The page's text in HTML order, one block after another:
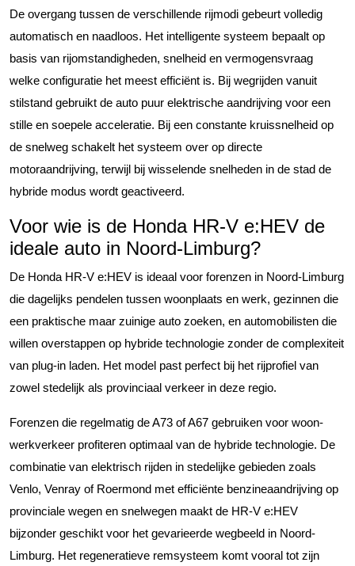
De overgang tussen de verschillende rijmodi gebeurt volledig
automatisch en naadloos. Het intelligente systeem bepaalt op
basis van rijomstandigheden, snelheid en vermogensvraag
welke configuratie het meest efficiënt is. Bij wegrijden vanuit
stilstand gebruikt de auto puur elektrische aandrijving voor een
stille en soepele acceleratie. Bij een constante kruissnelheid op
de snelweg schakelt het systeem over op directe
motoraandrijving, terwijl bij wisselende snelheden in de stad de
hybride modus wordt geactiveerd.
Voor wie is de Honda HR-V e:HEV de
ideale auto in Noord-Limburg?
De Honda HR-V e:HEV is ideaal voor forenzen in Noord-Limburg
die dagelijks pendelen tussen woonplaats en werk, gezinnen die
een praktische maar zuinige auto zoeken, en automobilisten die
willen overstappen op hybride technologie zonder de complexiteit
van plug-in laden. Het model past perfect bij het rijprofiel van
zowel stedelijk als provinciaal verkeer in deze regio.
Forenzen die regelmatig de A73 of A67 gebruiken voor woon-
werkverkeer profiteren optimaal van de hybride technologie. De
combinatie van elektrisch rijden in stedelijke gebieden zoals
Venlo, Venray of Roermond met efficiënte benzineaandrijving op
provinciale wegen en snelwegen maakt de HR-V e:HEV
bijzonder geschikt voor het gevarieerde wegbeeld in Noord-
Limburg. Het regeneratieve remsysteem komt vooral tot zijn